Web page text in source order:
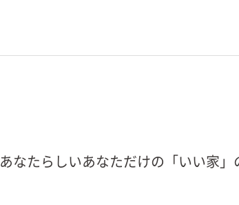
あなたらしいあなただけの「いい家